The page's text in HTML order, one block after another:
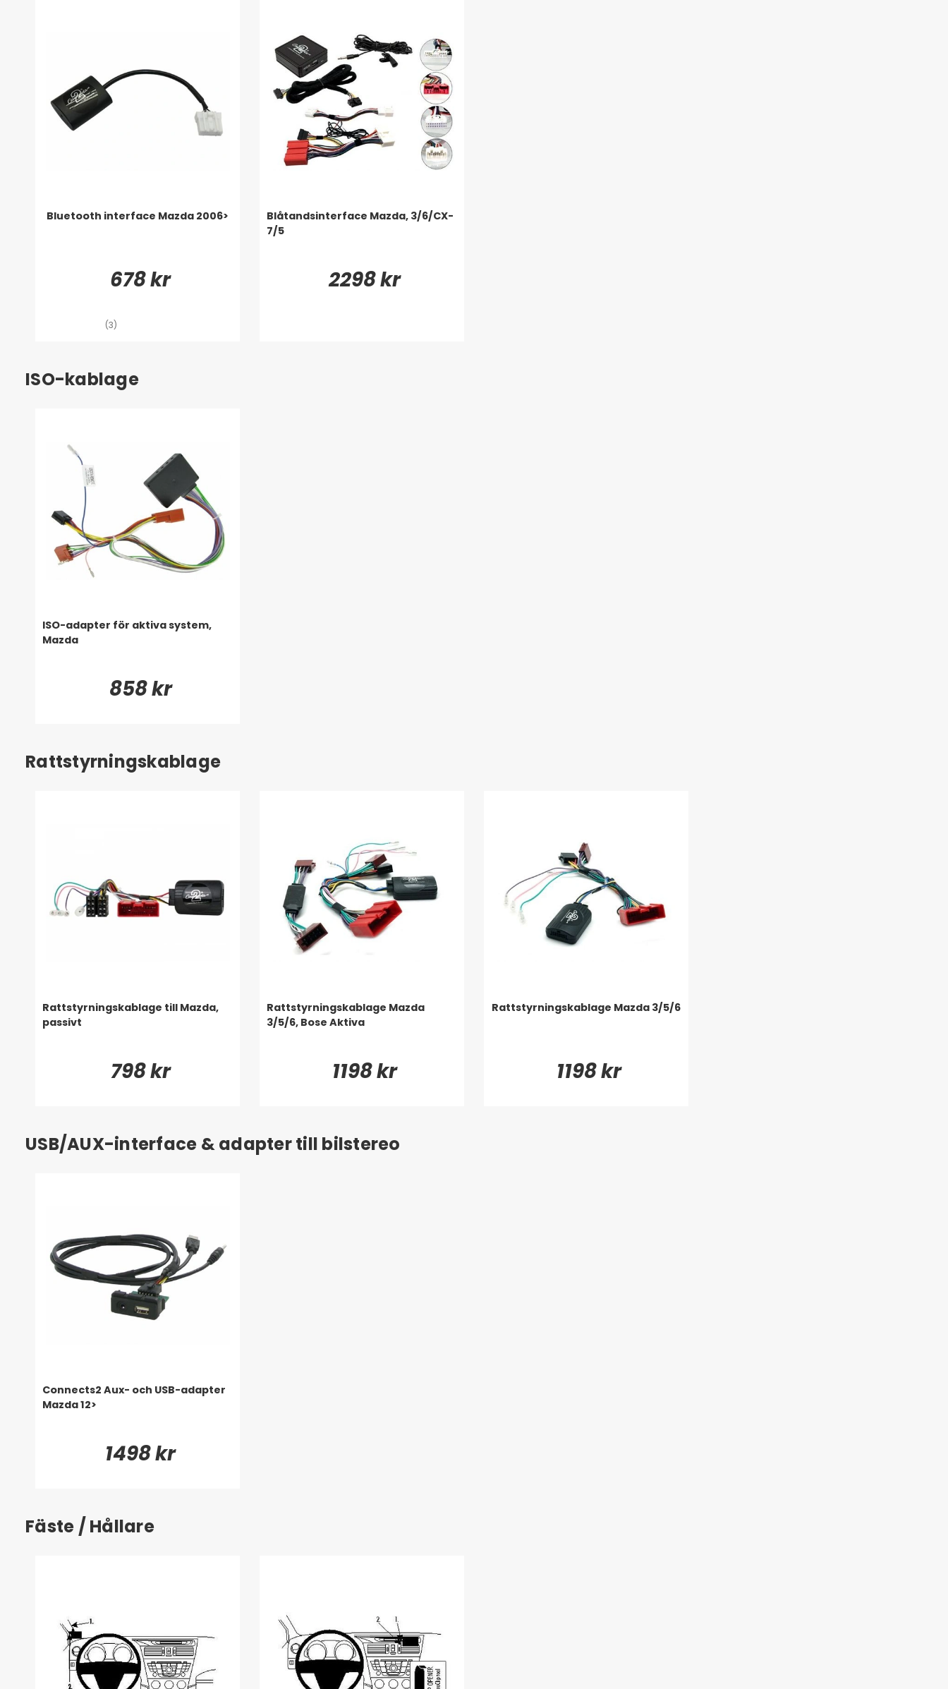
Bluetooth interface Mazda 2006>
678 kr
(3)
Blåtandsinterface Mazda, 3/6/CX-
7/5
2298 kr
ISO-kablage
ISO-adapter för aktiva system,
Mazda
858 kr
Rattstyrningskablage
Rattstyrningskablage till Mazda,
passivt
798 kr
Rattstyrningskablage Mazda
3/5/6, Bose Aktiva
1198 kr
Rattstyrningskablage Mazda 3/5/6
1198 kr
USB/AUX-interface & adapter till bilstereo
Connects2 Aux- och USB-adapter
Mazda 12>
1498 kr
Fäste / Hållare